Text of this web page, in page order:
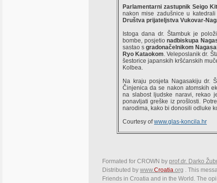
Parlamentarni zastupnik Seigo
nakon mise zadušnice u
Društva prijateljstva Vukovar-
Istoga dana dr. Štambuk je
bombe, posjetionadbiskupa
sastao s gradonačelnikom
Ryo Kataokom. Veleposlanik dr.
šestorice japanskih kršćanskih
Kolbea.
Na kraju posjeta Nagasakiju dr.
Činjenica da se nakon atomskih
na slabost ljudske naravi, rekao
ponavljati greške iz prošlosti.
narodima, kako bi donosili odluke
Courtesy ofwww.glas-koncila.hr
Formated for CROWN by prof.dr. Darko
Distributed by www.Croatia.org . This
Friends in Croatia and in the World. The